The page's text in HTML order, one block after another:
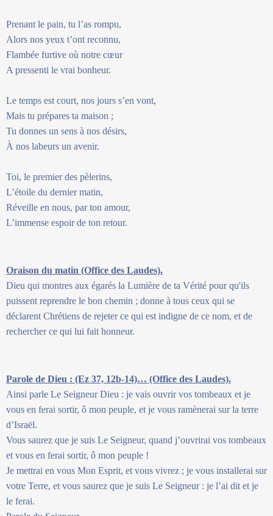
Prenant le pain, tu l’as rompu,
Alors nos yeux t’ont reconnu,
Flambée furtive où notre cœur
A pressenti le vrai bonheur.
Le temps est court, nos jours s’en vont,
Mais tu prépares ta maison ;
Tu donnes un sens à nos désirs,
À nos labeurs un avenir.
Toi, le premier des pèlerins,
L’étoile du dernier matin,
Réveille en nous, par ton amour,
L’immense espoir de ton retour.
Oraison du matin (Office des Laudes).
Dieu qui montres aux égarés la Lumière de ta Vérité pour qu'ils
puissent reprendre le bon chemin ; donne à tous ceux qui se
déclarent Chrétiens de rejeter ce qui est indigne de ce nom, et de
rechercher ce qui lui fait honneur.
Parole de Dieu : (Ez 37, 12b-14)… (Office des Laudes).
Ainsi parle Le Seigneur Dieu : je vais ouvrir vos tombeaux et je
vous en ferai sortir, ô mon peuple, et je vous ramènerai sur la terre
d’Israël.
Vous saurez que je suis Le Seigneur, quand j’ouvrirai vos tombeaux
et vous en ferai sortir, ô mon peuple !
Je mettrai en vous Mon Esprit, et vous vivrez ; je vous installerai sur
votre Terre, et vous saurez que je suis Le Seigneur : je l’ai dit et je
le ferai.